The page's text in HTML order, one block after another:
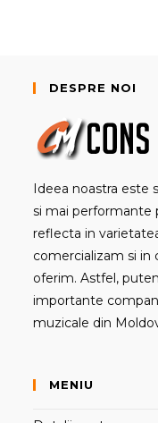
DESPRE NOI
Ideea noastra este
si mai performante
reflecta in
comercializam si in
oferim. Astfel,
importante
muzicale din
MENIU